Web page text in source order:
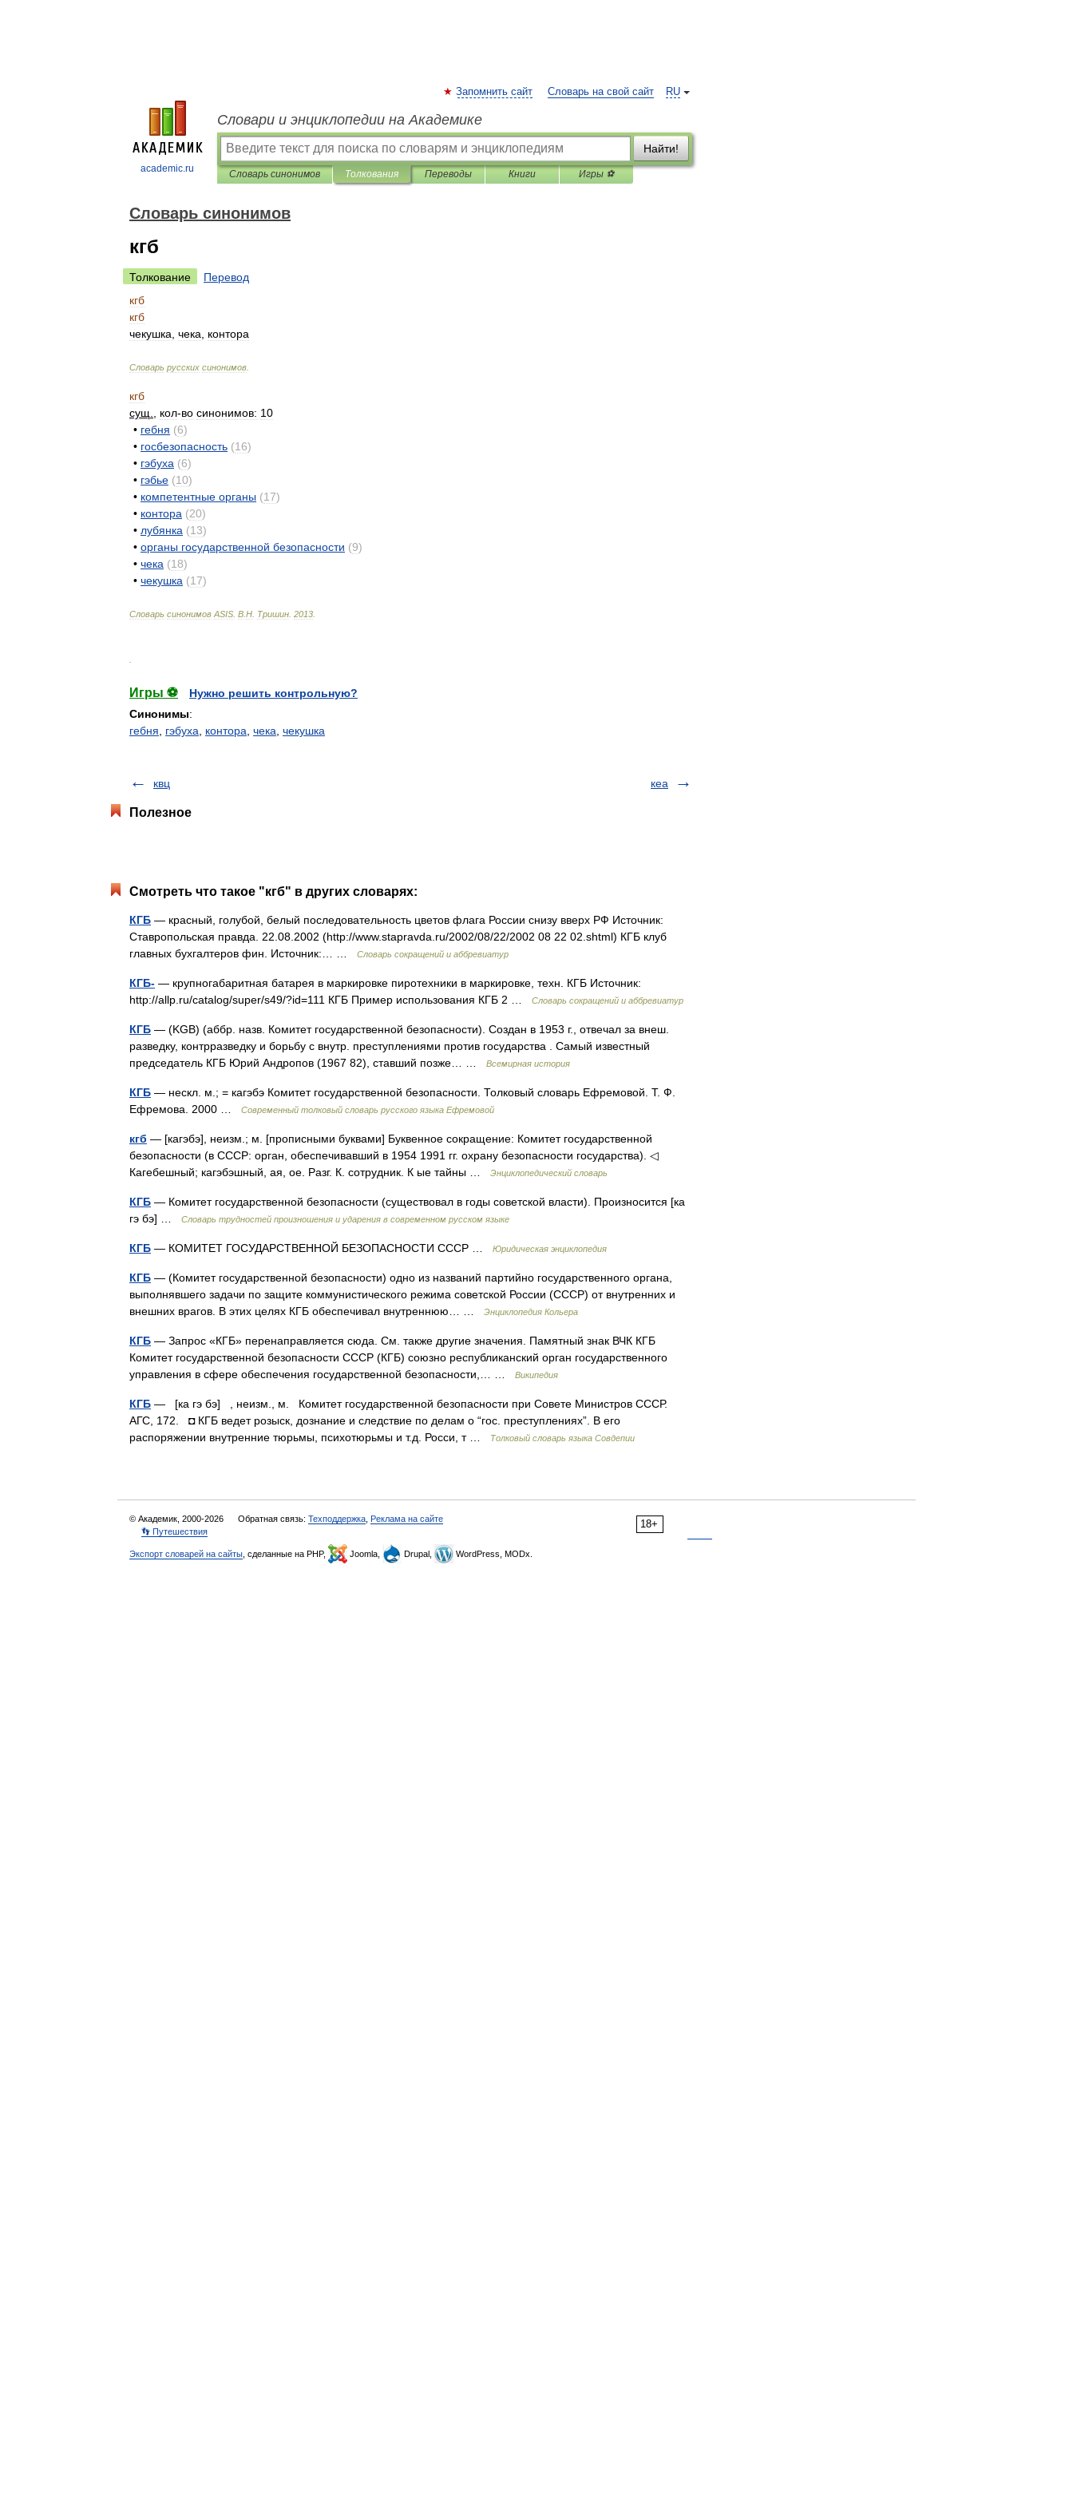
academic.ru
RU
Запомнить сайт Словарь на свой сайт
Словари и энциклопедии на Академике
Найти!
Словарь синонимов Толкования Переводы Книги Игры ⚽
Словарь синонимов
кгб
Толкование
Перевод
кгб
кгб
чекушка чека контора
Словарь русских синонимов
кгб
сущ
кол-во синонимов: 10
• гебня (6)
• госбезопасность (16)
• гэбуха (6)
• гэбье (10)
• компетентные органы (17)
• контора (20)
• лубянка (13)
• органы государственной безопасности (9)
• чека (18)
• чекушка (17)
Словарь синонимов ASIS В Н Тришин 2013
Игры ⚽
Нужно решить контрольную?
Синонимы:
гебня
гэбуха контора чека чекушка
квц кеа
Полезное
Смотреть что такое "кгб" в других словарях:
КГБ — красный, голубой, белый последовательность цветов флага России снизу вверх РФ Источник:
Ставропольская правда. 22.08.2002 (http://www.stapravda.ru/2002/08/22/2002 08 22 02.shtml) КГБ клуб
главных бухгалтеров фин. Источник:… …
Словарь сокращений и аббревиатур
КГБ- — крупногабаритная батарея в маркировке пиротехники в маркировке, техн. КГБ Источник:
http://allp.ru/catalog/super/s49/?id=111 КГБ Пример использования КГБ 2 …
Словарь сокращений и аббревиатур
КГБ — (KGB) (аббр. назв. Комитет государственной безопасности). Создан в 1953 г., отвечал за внеш.
разведку, контрразведку и борьбу с внутр. преступлениями против государства . Самый известный
председатель КГБ Юрий Андропов (1967 82), ставший позже… …
Всемирная история
КГБ — нескл. м.; = кагэбэ Комитет государственной безопасности. Толковый словарь Ефремовой. Т. Ф.
Ефремова. 2000 …
Современный толковый словарь русского языка Ефремовой
кгб — [кагэбэ], неизм.; м. [прописными буквами] Буквенное сокращение: Комитет государственной
безопасности (в СССР: орган, обеспечивавший в 1954 1991 гг. охрану безопасности государства). ◁
Кагебешный; кагэбэшный, ая, ое. Разг. К. сотрудник. К ые тайны …
Энциклопедический словарь
КГБ — Комитет государственной безопасности (существовал в годы советской власти). Произносится [ка
гэ бэ] …
Словарь трудностей произношения и ударения в современном русском языке
КГБ — КОМИТЕТ ГОСУДАРСТВЕННОЙ БЕЗОПАСНОСТИ СССР … Юридическая энциклопедия
КГБ — (Комитет государственной безопасности) одно из названий партийно государственного органа,
выполнявшего задачи по защите коммунистического режима советской России (СССР) от внутренних и
внешних врагов. В этих целях КГБ обеспечивал внутреннюю… …
Энциклопедия Кольера
КГБ — Запрос «КГБ» перенаправляется сюда. Cм. также другие значения. Памятный знак ВЧК КГБ
Комитет государственной безопасности СССР (КГБ) союзно республиканский орган государственного
управления в сфере обеспечения государственной безопасности,… …
Википедия
КГБ — [ка гэ бэ] , неизм., м. Комитет государственной безопасности при Совете Министров СССР.
АГС, 172. ◘ КГБ ведет розыск, дознание и следствие по делам о “гос. преступлениях”. В его
распоряжении внутренние тюрьмы, психотюрьмы и т.д. Росси, т …
Толковый словарь языка Совдепии
18+
© Академик, 2000-2026 Обратная связь: Техподдержка Реклама на сайте
👣 Путешествия
Экспорт словарей на сайты , сделанные на PHP, Joomla, Drupal, WordPress, MODx.